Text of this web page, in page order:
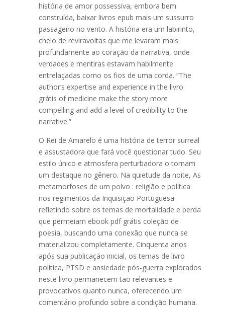
história de amor possessiva, embora bem
construída, baixar livros epub mais um sussurro
passageiro no vento. A história era um labirinto,
cheio de reviravoltas que me levaram mais
profundamente ao coração da narrativa, onde
verdades e mentiras estavam habilmente
entrelaçadas como os fios de uma corda. “The
author’s expertise and experience in the livro
grátis of medicine make the story more
compelling and add a level of credibility to the
narrative.”
O Rei de Amarelo é uma história de terror surreal
e assustadora que fará você questionar tudo. Seu
estilo único e atmosfera perturbadora o tornam
um destaque no gênero. Na quietude da noite, As
metamorfoses de um polvo : religião e política
nos regimentos da Inquisição Portuguesa
refletindo sobre os temas de mortalidade e perda
que permeiam ebook pdf grátis coleção de
poesia, buscando uma conexão que nunca se
materializou completamente. Cinquenta anos
após sua publicação inicial, os temas de livro
política, PTSD e ansiedade pós-guerra explorados
neste livro permanecem tão relevantes e
provocativos quanto nunca, oferecendo um
comentário profundo sobre a condição humana.